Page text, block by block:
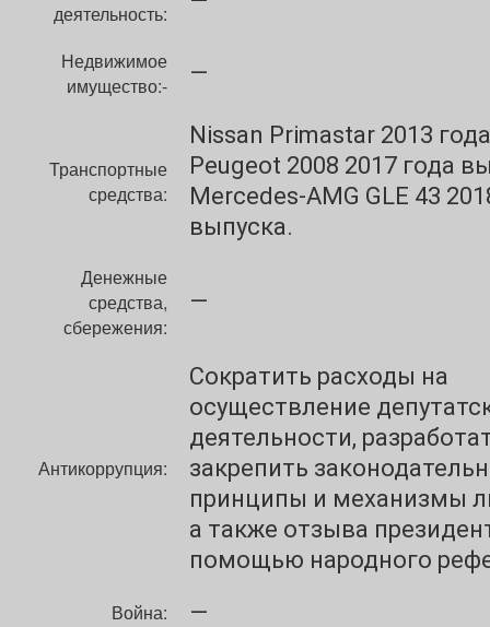
деятельность:
Недвижимое
имущество:-
—
Транспортные
средства:
Nissan Primastar 2013
Peugeot 2008 2017 года
Mercedes-AMG GLE 43
выпуска.
Денежные
средства,
сбережения:
—
Антикоррупция:
Сократить расходы на
осуществление
деятельности,
закрепить
принципы и механизмы
а также отзыва
помощью народного
Война: —